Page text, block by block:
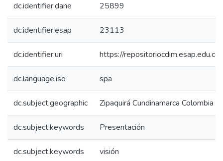
dc.identifier.dane 25899
dc.identifier.esap 23113
dc.identifier.uri https://
dc.language.iso spa
dc.subject.geographic Zipaquirá Cundinamarca Colombia
dc.subject.keywords Presentación
dc.subject.keywords visión